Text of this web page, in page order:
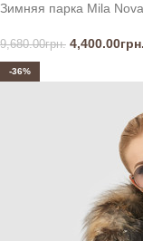
Зимняя парка Mila
9,680.00грн. 4,400.00грн.
-36%